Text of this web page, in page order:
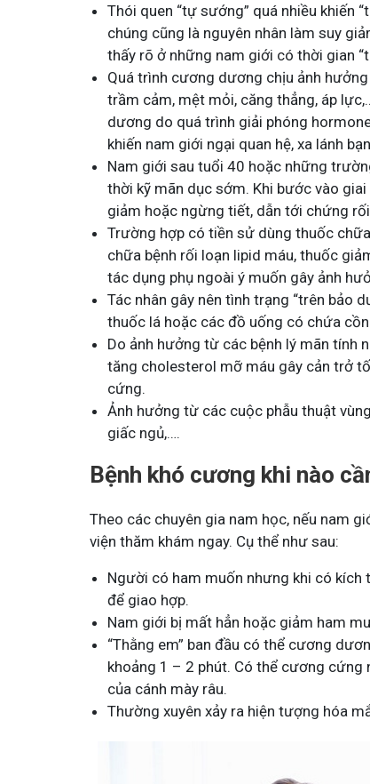
Thói quen “tự sướng” quá nhiều khiến
chúng cũng là nguyên nhân làm suy
thấy rõ ở những nam giới có thời gian
Quá trình cương dương chịu ảnh
trầm cảm, mệt mỏi, căng thẳng, áp
dương do quá trình giải phóng
khiến nam giới ngại quan hệ, xa lánh
Nam giới sau tuổi 40 hoặc những
thời kỹ mãn dục sớm. Khi bước vào
giảm hoặc ngừng tiết, dẫn tới chứng
Trường hợp có tiền sử dùng thuốc
chữa bệnh rối loạn lipid máu, thuốc
tác dụng phụ ngoài ý muốn gây ảnh
Tác nhân gây nên tình trạng “trên bảo
thuốc lá hoặc các đồ uống có chứa
Do ảnh hưởng từ các bệnh lý mãn tính
tăng cholesterol mỡ máu gây cản trở
cứng.
Ảnh hưởng từ các cuộc phẫu thuật
giấc ngủ,….
Bệnh khó cương khi nào
Theo các chuyên gia nam học, nếu nam
viện thăm khám ngay. Cụ thể như sau:
Người có ham muốn nhưng khi có kích
để giao hợp.
Nam giới bị mất hẳn hoặc giảm ham
“Thằng em” ban đầu có thể cương
khoảng 1 – 2 phút. Có thể cương cứng
của cánh mày râu.
Thường xuyên xảy ra hiện tượng hóa